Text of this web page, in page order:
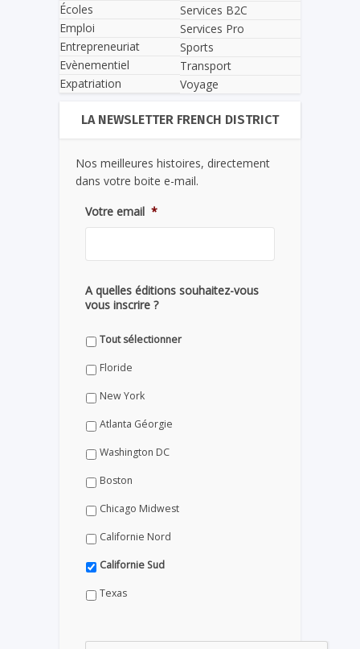
Écoles
Emploi
Entrepreneuriat
Evènementiel
Expatriation
Services B2C
Services Pro
Sports
Transport
Voyage
LA NEWSLETTER FRENCH DISTRICT
Nos meilleures histoires, directement
dans votre boite e-mail.
Votre email *
A quelles éditions souhaitez-vous
vous inscrire ?
Tout sélectionner
Floride
New York
Atlanta Géorgie
Washington DC
Boston
Chicago Midwest
Californie Nord
Californie Sud
Texas